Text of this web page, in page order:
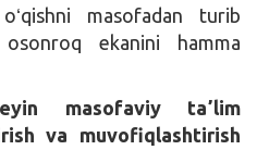
masofadan turib
ekanini hamma
masofaviy taʼlim
va muvofiqlashtirish